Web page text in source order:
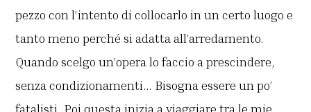
pezzo con l’intento di collocarlo in un certo luogo e
tanto meno perché si adatta all’arredamento.
Quando scelgo un’opera lo faccio a prescindere,
senza condizionamenti… Bisogna essere un po’
fatalisti. Poi questa inizia a viaggiare tra le mie